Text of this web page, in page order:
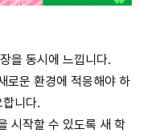
을 동시에 느낍니다.
로운 환경에 적응해야 하
니다.
시작할 수 있도록 새 학